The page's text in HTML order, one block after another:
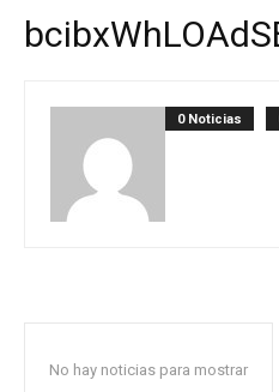
0 Noticias
No hay noticias para mostrar